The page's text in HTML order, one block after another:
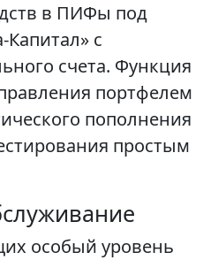
в ПИФы под
с
счета. Функция
портфелем
пополнения
простым
особый уровень